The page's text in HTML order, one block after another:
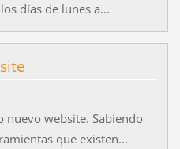
días de lunes a...
nuevo website. Sabiendo
que existen...